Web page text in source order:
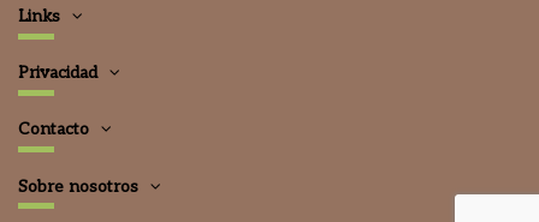
Links
Privacidad
Contacto
Sobre nosotros